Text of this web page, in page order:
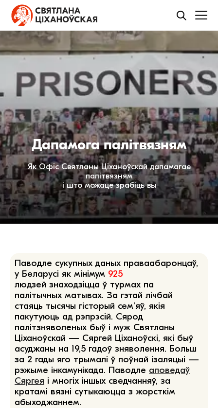
Дапамога палітвязням
Як Офіс Святланы Ціханоўскай дапамагае
палітвязням
і што можаце зрабіць вы
Паводле сукупных даных праваабаронцаў,
у Беларусі як мінімум 925
людзей знаходзіцца ў турмах па
палітычных матывах. За гэтай лічбай
стаяць тысячы гісторый сем’яў, якія
пакутуюць ад рэпрэсій. Сярод
палітзняволеных быў і муж Святланы
Ціханоўскай — Сяргей Ціханоўскі, які быў
асуджаны на 19,5 гадоў зняволення. Больш
за 2 гады яго трымалі ў поўнай ізаляцыі —
рэжыме інкамунікада. Паводле аповедаў
Сяргея і многіх іншых сведчанняў, за
кратамі вязні сутыкаюцца з жорсткім
абыходжаннем.